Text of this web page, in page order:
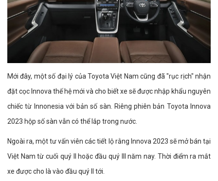
Mới đây, một số đại lý của Toyota Việt Nam cũng đã "rục rịch" nhận
đặt cọc Innova thế hệ mới và cho biết xe sẽ được nhập khẩu nguyên
chiếc từ Innonesia với bản số sàn. Riêng phiên bản Toyota Innova
2023 hộp số sàn vẫn có thể lắp trong nước.
Ngoài ra, một tư vấn viên các tiết lộ rằng Innova 2023 sẽ mở bán tại
Việt Nam từ cuối quý II hoặc đầu quý III năm nay. Thời điểm ra mắt
xe được cho là vào đầu quý II tới.